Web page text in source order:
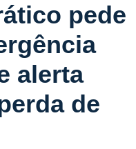
pede
alerta
de